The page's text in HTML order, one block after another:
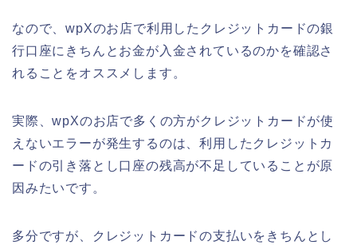
なので、wpXのお店で利用したクレジットカードの銀
行口座にきちんとお金が入金されているのかを確認さ
れることをオススメします。
実際、wpXのお店で多くの方がクレジットカードが使
えないエラーが発生するのは、利用したクレジットカ
ードの引き落とし口座の残高が不足していることが原
因みたいです。
多分ですが、クレジットカードの支払いをきちんとし